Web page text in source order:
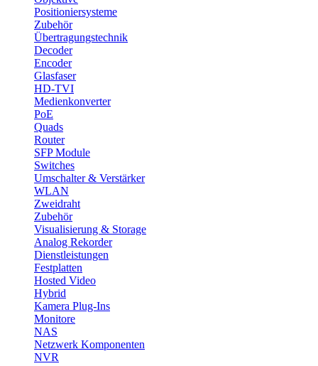
Positioniersysteme
Zubehör
Übertragungstechnik
Decoder
Encoder
Glasfaser
HD-TVI
Medienkonverter
PoE
Quads
Router
SFP Module
Switches
Umschalter & Verstärker
WLAN
Zweidraht
Zubehör
Visualisierung & Storage
Analog Rekorder
Dienstleistungen
Festplatten
Hosted Video
Hybrid
Kamera Plug-Ins
Monitore
NAS
Netzwerk Komponenten
NVR